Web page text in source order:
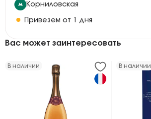
Корниловская
Привезем от 1 дня
Вас может заинтересовать
В наличии В наличии